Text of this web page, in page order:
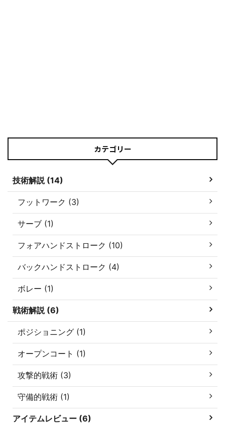
カテゴリー
技術解説 (14)
フットワーク (3)
サーブ (1)
フォアハンドストローク (10)
バックハンドストローク (4)
ボレー (1)
戦術解説 (6)
ポジショニング (1)
オープンコート (1)
攻撃的戦術 (3)
守備的戦術 (1)
アイテムレビュー (6)